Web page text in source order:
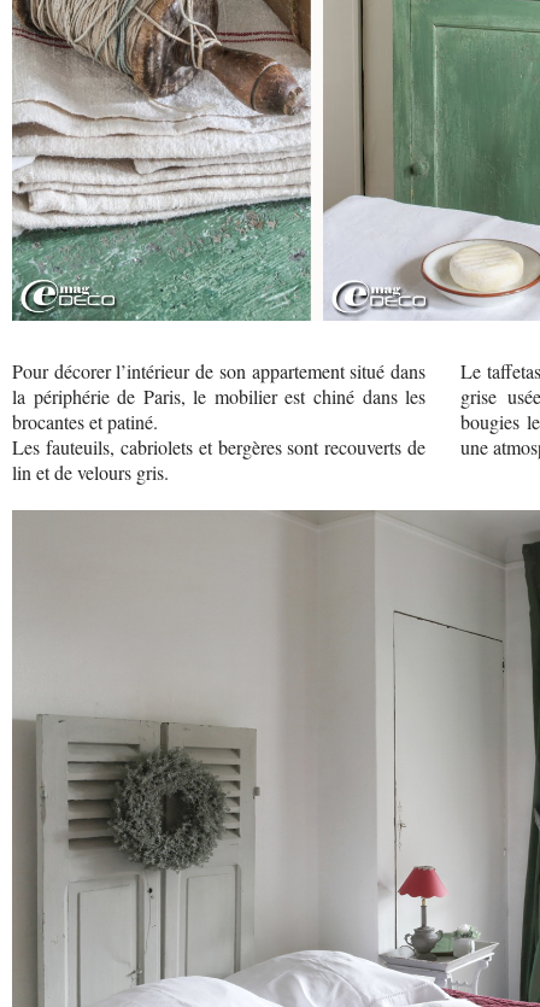
Pour décorer l’intérieur de son appartement situé dans
la périphérie de Paris, le mobilier est chiné dans les
brocantes et patiné.
Les fauteuils, cabriolets et bergères sont recouverts de
lin et de velours gris.
Le
grise
bougies
une